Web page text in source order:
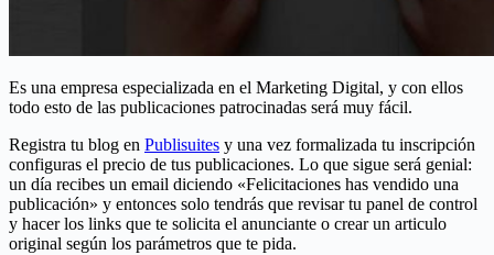
Es una empresa especializada en el Marketing Digital, y con ellos
todo esto de las publicaciones patrocinadas será muy fácil.
Registra tu blog en Publisuites y una vez formalizada tu inscripción
configuras el precio de tus publicaciones. Lo que sigue será genial:
un día recibes un email diciendo «Felicitaciones has vendido una
publicación» y entonces solo tendrás que revisar tu panel de control
y hacer los links que te solicita el anunciante o crear un articulo
original según los parámetros que te pida.